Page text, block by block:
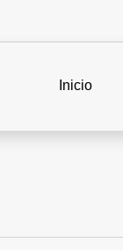
Inicio